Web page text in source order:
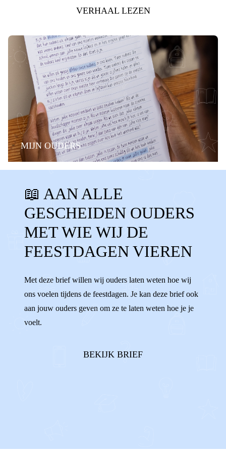
VERHAAL LEZEN
MIJN OUDERS
BELANGRIJKE MOMENTEN FAMILIE
STIEFOUDERS ALLEEN
GESCHEIDEN OUDERS KERST
SINTERKLAAS OUD EN NIEUW
FEESTDAGEN PAPA MAMA SAMEN
📖 AAN ALLE
GESCHEIDEN OUDERS
MET WIE WIJ DE
FEESTDAGEN VIEREN
Met deze brief willen wij ouders laten weten hoe wij
ons voelen tijdens de feestdagen. Je kan deze brief ook
aan jouw ouders geven om ze te laten weten hoe je je
voelt.
BEKIJK BRIEF